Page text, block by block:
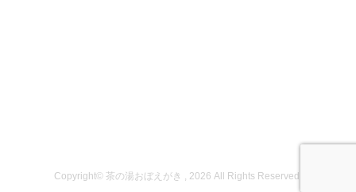
Copyright© 茶の湯おぼえがき , 2026 All Rights Reserved.